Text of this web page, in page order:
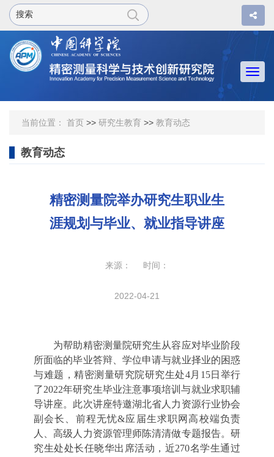
当前位置： 首页 >> 研究生教育 >> 教育动态
教育动态
精密测量院举办研究生职业生
涯规划与毕业、就业指导讲座
来源： 时间：
2022-04-21
为帮助精密测量院研究生从容应对毕业阶段
所面临的毕业答辩、学位申请与就业择业的困惑
与难题，精密测量研究院研究生处4月15日举行
了2022年研究生毕业注意事项培训与就业求职辅
导讲座。此次讲座特邀湖北省人力资源行业协会
副会长、前程无忧&应届生求职网高校端负责
人、高级人力资源管理师陈清清做专题报告。研
究生处处长任晓华出席活动，近270名学生通过